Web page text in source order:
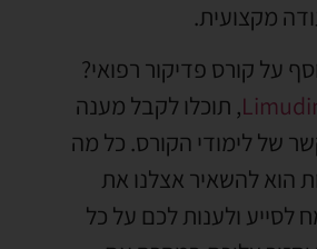
מקצועית.
על קורס פדיקור רפואי?
, תוכלו לקבל מענה
של לימודי הקורס. כל מה
הוא להשאיר אצלנו את
לסייע ולענות לכם על כל